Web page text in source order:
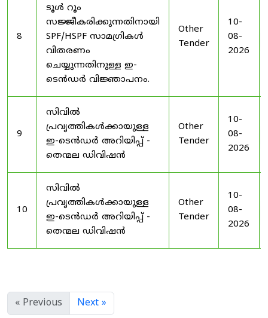
8
ടൂൾ റൂം
സജ്ജീകരിക്കുന്നതിനായി
SPF/HSPF സാമഗ്രികൾ
വിതരണം
ചെയ്യുന്നതിനുള്ള ഇ-
ടെൻഡർ വിജ്ഞാപനം.
Other
Tender
10-
08-
2026
9
സിവിൽ
പ്രവൃത്തികൾക്കായുള്ള
ഇ-ടെൻഡർ അറിയിപ്പ് -
തെന്മല ഡിവിഷൻ
Other
Tender
10-
08-
2026
10
സിവിൽ
പ്രവൃത്തികൾക്കായുള്ള
ഇ-ടെൻഡർ അറിയിപ്പ് -
തെന്മല ഡിവിഷൻ
Other
Tender
10-
08-
2026
« Previous Next »